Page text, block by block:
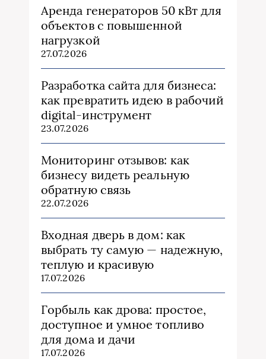
Аренда генераторов 50 кВт для
объектов с повышенной
нагрузкой
27.07.2026
Разработка сайта для бизнеса:
как превратить идею в рабочий
digital-инструмент
23.07.2026
Мониторинг отзывов: как
бизнесу видеть реальную
обратную связь
22.07.2026
Входная дверь в дом: как
выбрать ту самую — надежную,
теплую и красивую
17.07.2026
Горбыль как дрова: простое,
доступное и умное топливо
для дома и дачи
17.07.2026